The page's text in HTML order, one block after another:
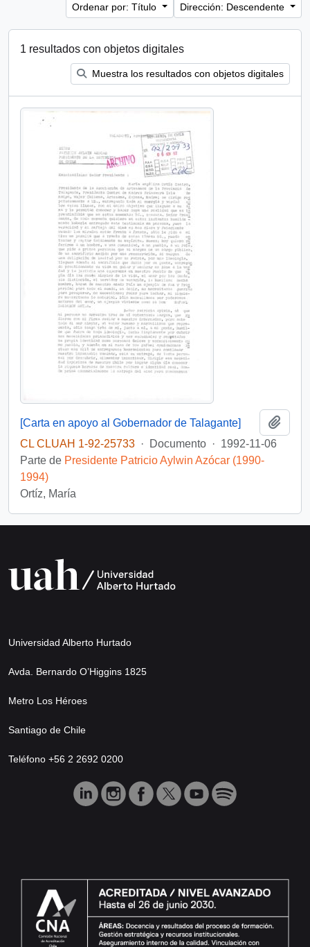
Ordenar por: Título
Dirección: Descendente
1 resultados con objetos digitales
Muestra los resultados con objetos digitales
[Carta en apoyo al Gobernador de Talagante]
CL CLUAH 1-92-25733 · Documento · 1992-11-06
Parte de Presidente Patricio Aylwin Azócar (1990-
1994)
Ortíz, María
Universidad Alberto Hurtado
Avda. Bernardo O’Higgins 1825
Metro Los Héroes
Santiago de Chile
Teléfono +56 2 2692 0200